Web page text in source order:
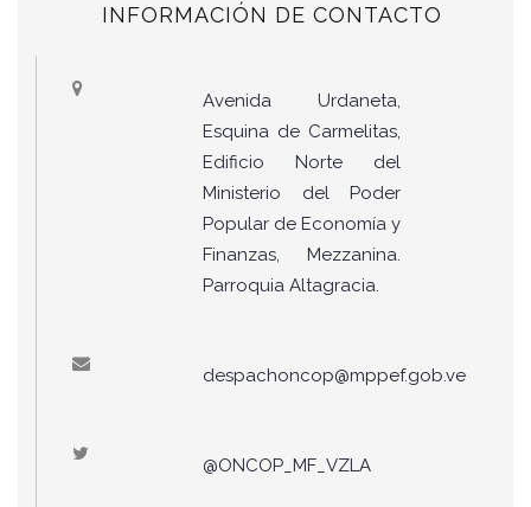
INFORMACIÓN DE CONTACTO
Avenida Urdaneta,
Esquina de Carmelitas,
Edificio Norte del
Ministerio del Poder
Popular de Economía y
Finanzas, Mezzanina.
Parroquia Altagracia.
despachoncop@mppef.gob.ve
@ONCOP_MF_VZLA